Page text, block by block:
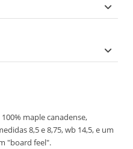
maple canadense,
8,5 e 8,75, wb 14,5, e um
"board feel".